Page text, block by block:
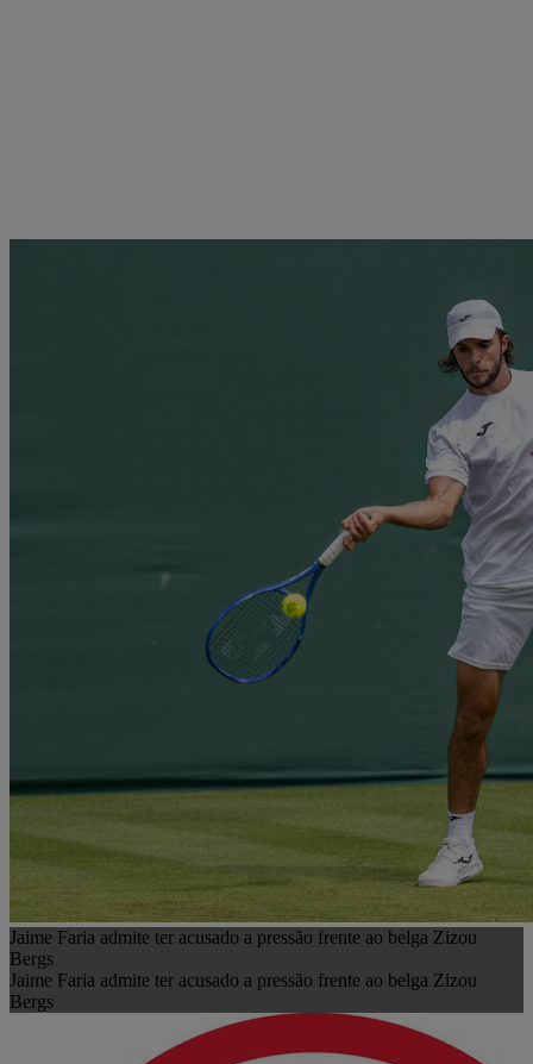
Jaime Faria admite ter acusado a pressão frente ao belga Zizou
Bergs
Jaime Faria admite ter acusado a pressão frente ao belga Zizou
Bergs